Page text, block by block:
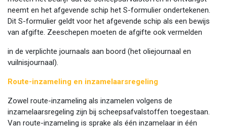
neemt en het afgevende schip het S-formulier ondertekenen.
Dit S-formulier geldt voor het afgevende schip als een bewijs
van afgifte. Zeeschepen moeten de afgifte ook vermelden
in de verplichte journaals aan boord (het oliejournaal en
vuilnisjournaal).
Route-inzameling en inzamelaarsregeling
Zowel route-inzameling als inzamelen volgens de
inzamelaarsregeling zijn bij scheepsafvalstoffen toegestaan.
Van route-inzameling is sprake als één inzamelaar in één